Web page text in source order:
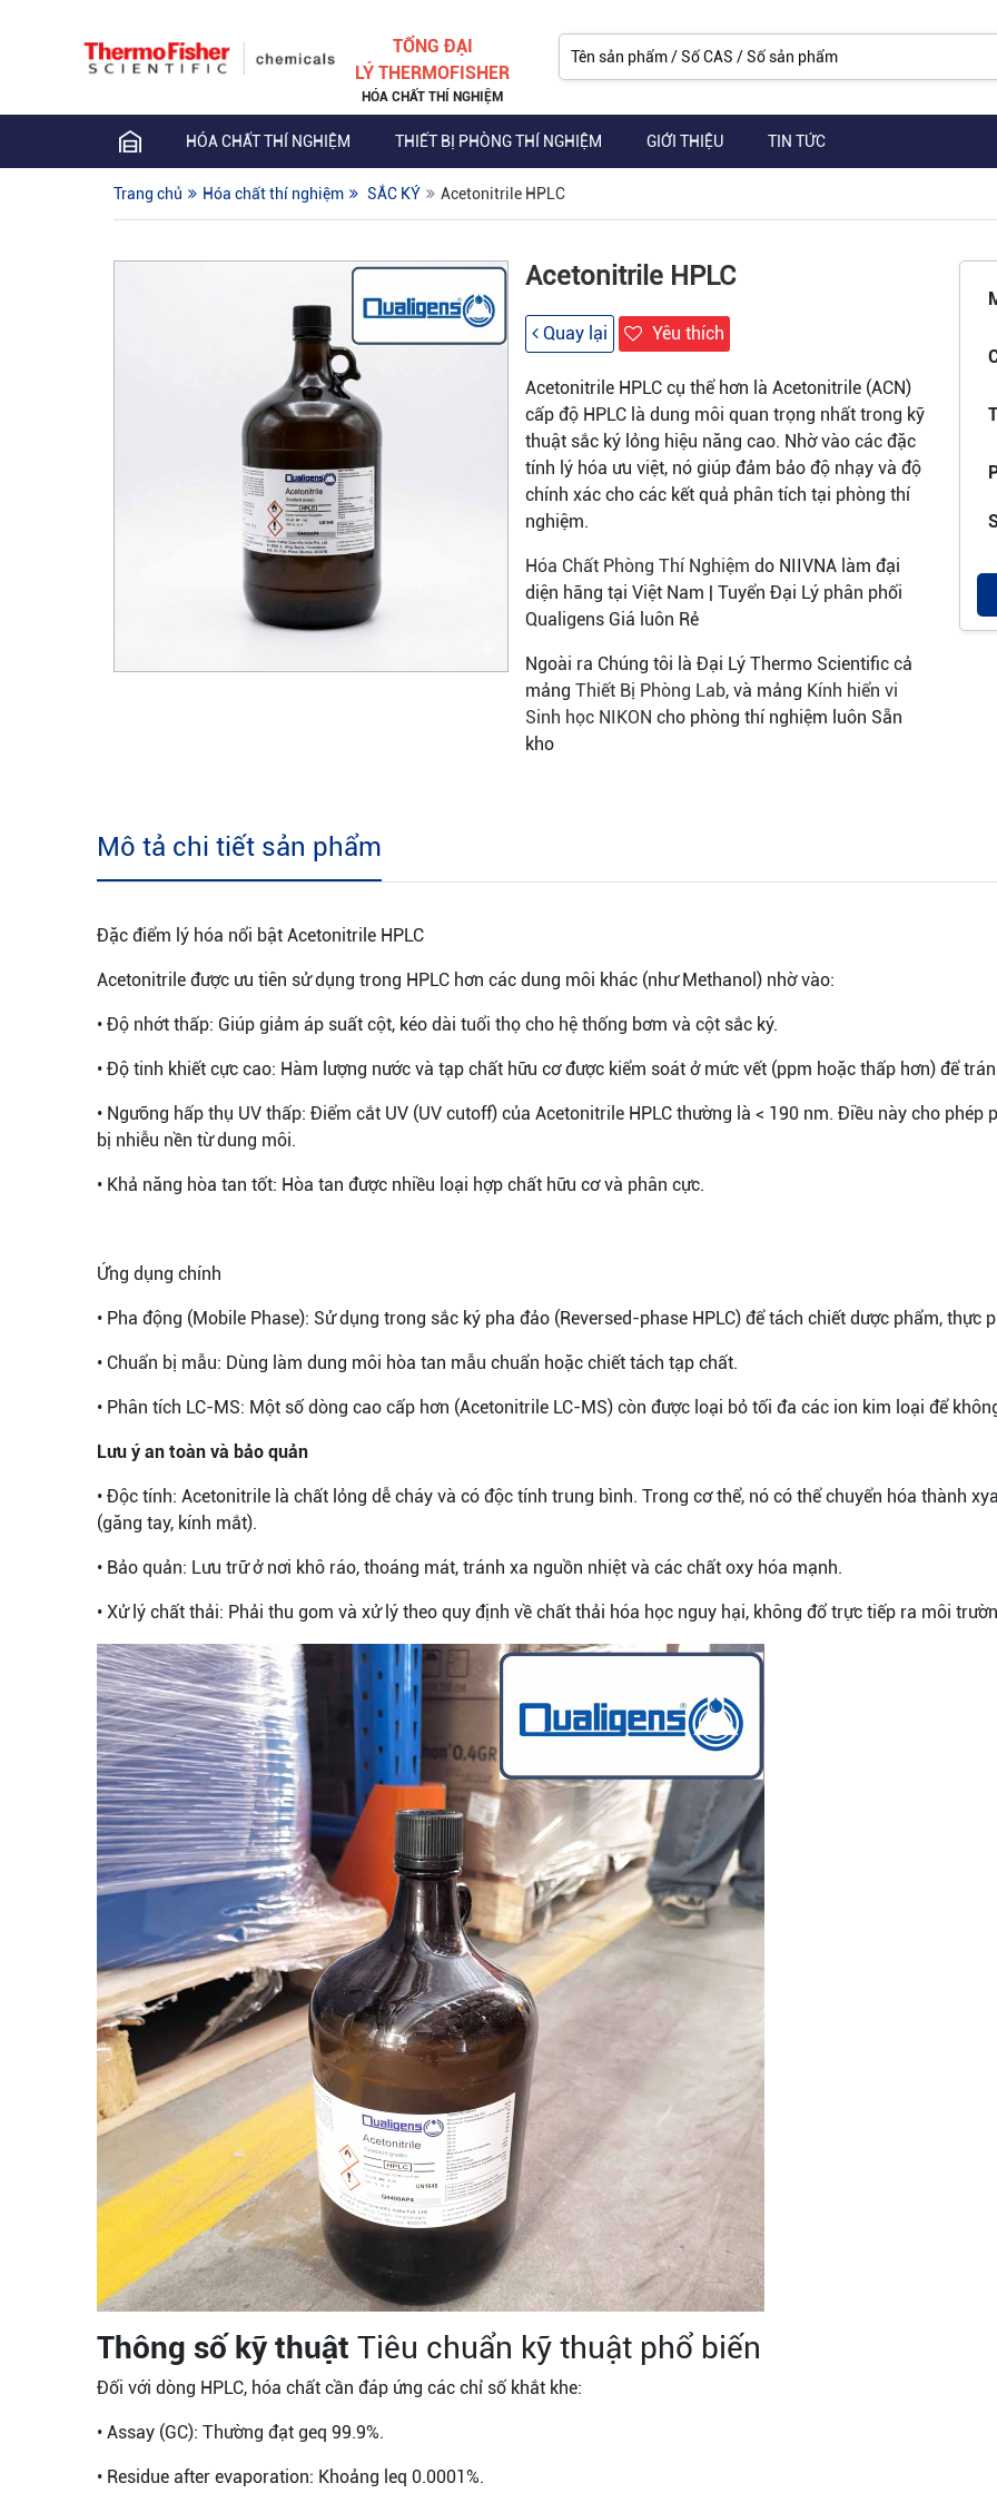
TỔNG ĐẠI
LÝ THERMOFISHER
HÓA CHẤT THÍ NGHIỆM
HÓA CHẤT THÍ NGHIỆM THIẾT BỊ PHÒNG THÍ NGHIỆM GIỚI THIỆU TIN TỨC
Trang chủ Hóa chất thí nghiệm SẮC KÝ Acetonitrile HPLC
Acetonitrile HPLC
Quay lại Yêu thích
Acetonitrile HPLC cụ thể hơn là Acetonitrile (ACN)
cấp độ HPLC là dung môi quan trọng nhất trong kỹ
thuật sắc ký lỏng hiệu năng cao. Nhờ vào các đặc
tính lý hóa ưu việt, nó giúp đảm bảo độ nhạy và độ
chính xác cho các kết quả phân tích tại phòng thí
nghiệm.
Hóa Chất Phòng Thí Nghiệm do NIIVNA làm đại
diện hãng tại Việt Nam | Tuyển Đại Lý phân phối
Qualigens Giá luôn Rẻ
Ngoài ra Chúng tôi là Đại Lý Thermo Scientific cả
mảng Thiết Bị Phòng Lab, và mảng Kính hiển vi
Sinh học NIKON cho phòng thí nghiệm luôn Sẵn
kho
Mô tả chi tiết sản phẩm
Đặc điểm lý hóa nổi bật Acetonitrile HPLC
Acetonitrile được ưu tiên sử dụng trong HPLC hơn các dung môi khác (như Methanol) nhờ vào:
• Độ nhớt thấp: Giúp giảm áp suất cột, kéo dài tuổi thọ cho hệ thống bơm và cột sắc ký.
• Độ tinh khiết cực cao: Hàm lượng nước và tạp chất hữu cơ được kiểm soát ở mức vết (ppm hoặc thấp hơn) để
• Ngưỡng hấp thụ UV thấp: Điểm cắt UV (UV cutoff) của Acetonitrile HPLC thường là < 190 nm. Điều này cho
bị nhiễu nền từ dung môi.
• Khả năng hòa tan tốt: Hòa tan được nhiều loại hợp chất hữu cơ và phân cực.
Ứng dụng chính
• Pha động (Mobile Phase): Sử dụng trong sắc ký pha đảo (Reversed-phase HPLC) để tách chiết dược phẩm, thực
• Chuẩn bị mẫu: Dùng làm dung môi hòa tan mẫu chuẩn hoặc chiết tách tạp chất.
• Phân tích LC-MS: Một số dòng cao cấp hơn (Acetonitrile LC-MS) còn được loại bỏ tối đa các ion kim loại để
Lưu ý an toàn và bảo quản
• Độc tính: Acetonitrile là chất lỏng dễ cháy và có độc tính trung bình. Trong cơ thể, nó có thể chuyển hóa thành
(găng tay, kính mắt).
• Bảo quản: Lưu trữ ở nơi khô ráo, thoáng mát, tránh xa nguồn nhiệt và các chất oxy hóa mạnh.
• Xử lý chất thải: Phải thu gom và xử lý theo quy định về chất thải hóa học nguy hại, không đổ trực tiếp ra môi
Thông số kỹ thuật Tiêu chuẩn kỹ thuật phổ biến
Đối với dòng HPLC, hóa chất cần đáp ứng các chỉ số khắt khe:
• Assay (GC): Thường đạt geq 99.9%.
• Residue after evaporation: Khoảng leq 0.0001%.